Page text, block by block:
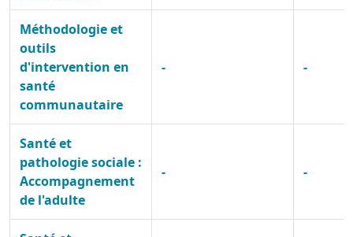
Méthodologie et
outils
d'intervention en
santé
communautaire
- -
Santé et
pathologie sociale :
Accompagnement
de l'adulte
- -